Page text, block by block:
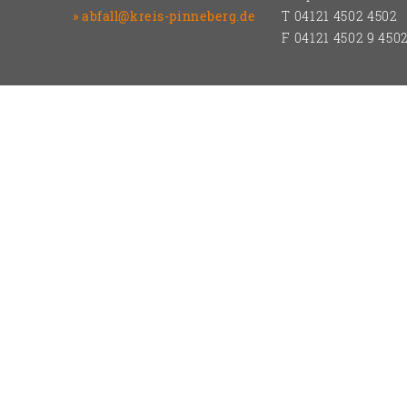
abfall@kreis-pinneberg.de
T 04121 4502 4502
F 04121 4502 9 4502